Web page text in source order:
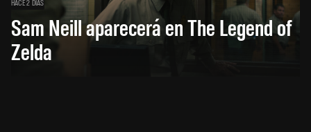
HACE 2 DÍAS
Sam Neill aparecerá en The Legend of
Zelda